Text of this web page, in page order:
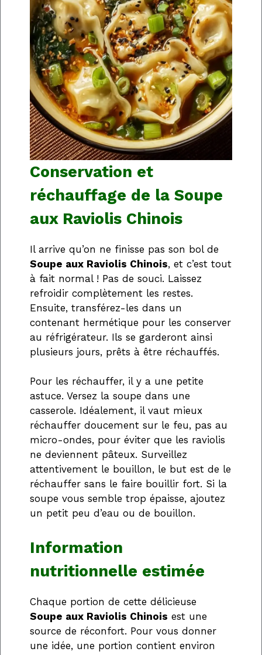
Conservation et
réchauffage de la Soupe
aux Raviolis Chinois
Il arrive qu’on ne finisse pas son bol de
Soupe aux Raviolis Chinois, et c’est tout
à fait normal ! Pas de souci. Laissez
refroidir complètement les restes.
Ensuite, transférez-les dans un
contenant hermétique pour les conserver
au réfrigérateur. Ils se garderont ainsi
plusieurs jours, prêts à être réchauffés.
Pour les réchauffer, il y a une petite
astuce. Versez la soupe dans une
casserole. Idéalement, il vaut mieux
réchauffer doucement sur le feu, pas au
micro-ondes, pour éviter que les raviolis
ne deviennent pâteux. Surveillez
attentivement le bouillon, le but est de le
réchauffer sans le faire bouillir fort. Si la
soupe vous semble trop épaisse, ajoutez
un petit peu d’eau ou de bouillon.
Information
nutritionnelle estimée
Chaque portion de cette délicieuse
Soupe aux Raviolis Chinois est une
source de réconfort. Pour vous donner
une idée, une portion contient environ